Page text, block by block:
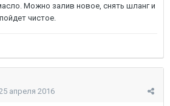
Можно залив новое, снять шланг и
чистое.
апреля 2016